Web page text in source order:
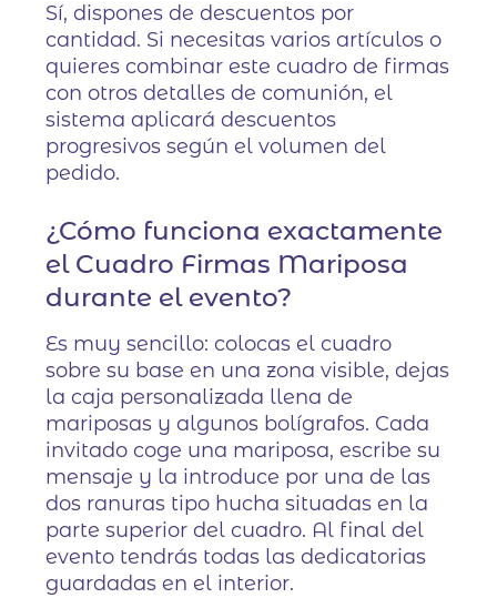
Sí, dispones de descuentos por
cantidad. Si necesitas varios artículos o
quieres combinar este cuadro de firmas
con otros detalles de comunión, el
sistema aplicará descuentos
progresivos según el volumen del
pedido.
¿Cómo funciona exactamente
el Cuadro Firmas Mariposa
durante el evento?
Es muy sencillo: colocas el cuadro
sobre su base en una zona visible, dejas
la caja personalizada llena de
mariposas y algunos bolígrafos. Cada
invitado coge una mariposa, escribe su
mensaje y la introduce por una de las
dos ranuras tipo hucha situadas en la
parte superior del cuadro. Al final del
evento tendrás todas las dedicatorias
guardadas en el interior.